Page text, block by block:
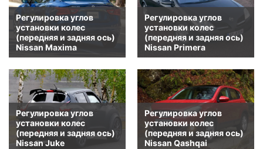
Регулировка углов
установки колес
(передняя и задняя ось)
Nissan Maxima
Регулировка углов
установки колес
(передняя и задняя ось)
Nissan Primera
Регулировка углов
установки колес
(передняя и задняя ось)
Nissan Juke
Регулировка углов
установки колес
(передняя и задняя ось)
Nissan Qashqai